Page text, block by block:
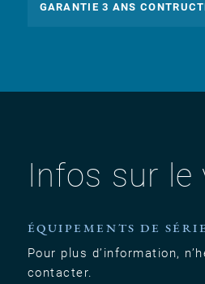
GARANTIE 3 ANS
Infos sur le
ÉQUIPEMENTS DE SÉRIE
Pour plus d’information,
contacter.